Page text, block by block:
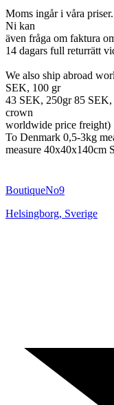
Moms ingår i våra
Ni kan
även fråga om faktura
14 dagars full returrätt
We also ship abroad
SEK, 100 gr
43 SEK, 250gr 85
crown
worldwide price freight)
To Denmark 0,5-3kg
measure 40x40x140cm
BoutiqueNo9
Helsingborg, Sverige